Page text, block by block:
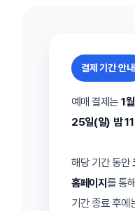
결제 기간 안내
예매 결제는 1
25일(일) 밤
해당 기간 동안
홈페이지를 통
기간 종료 후에